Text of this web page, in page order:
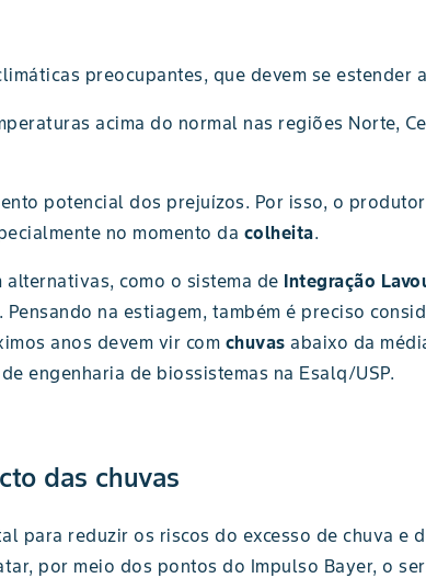
preocupantes, que devem se estender
acima do normal nas regiões Norte,
potencial dos prejuízos. Por isso, o
no momento da colheita.
como o sistema de Integração
na estiagem, também é preciso
anos devem vir com chuvas abaixo da
engenharia de biossistemas na Esalq/USP.
das chuvas
para reduzir os riscos do excesso de chuva e
por meio dos pontos do Impulso Bayer, o